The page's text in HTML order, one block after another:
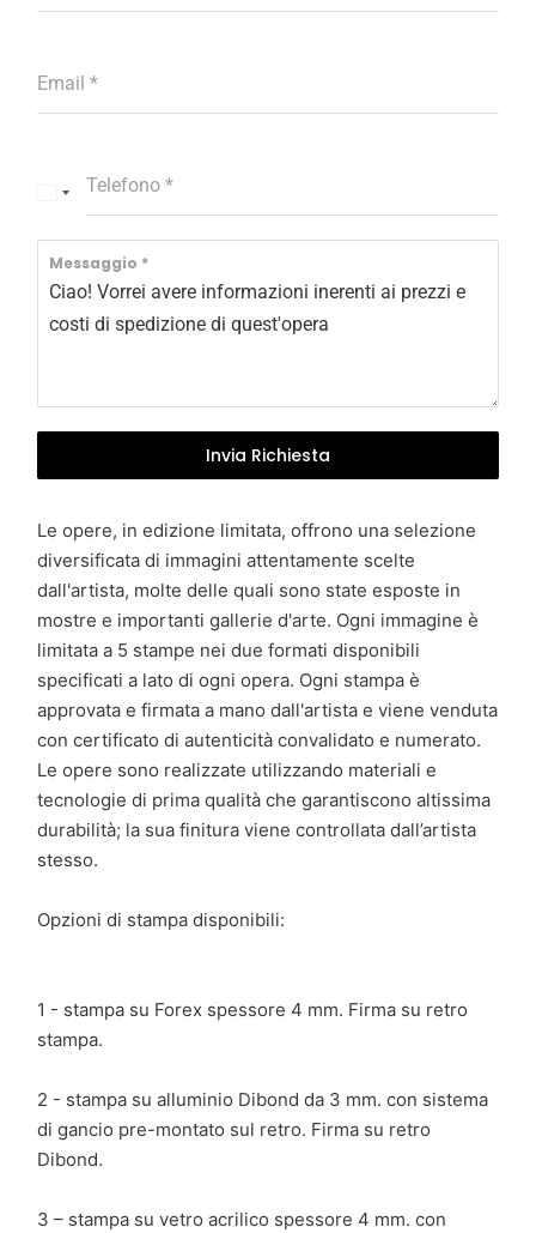
Email*
Telefono*
9
Messaggio *
Invia Richiesta
Le opere, in edizione limitata, offrono una selezione
diversificata di immagini attentamente scelte
dall'artista, molte delle quali sono state esposte in
mostre e importanti gallerie d'arte. Ogni immagine è
limitata a 5 stampe nei due formati disponibili
specificati a lato di ogni opera. Ogni stampa è
approvata e firmata a mano dall'artista e viene venduta
con certificato di autenticità convalidato e numerato.
Le opere sono realizzate utilizzando materiali e
tecnologie di prima qualità che garantiscono altissima
durabilità; la sua finitura viene controllata dall’artista
stesso.
Opzioni di stampa disponibili:
1 - stampa su Forex spessore 4 mm. Firma su retro
stampa.
2 - stampa su alluminio Dibond da 3 mm. con sistema
di gancio pre-montato sul retro. Firma su retro
Dibond.
3 – stampa su vetro acrilico spessore 4 mm. con